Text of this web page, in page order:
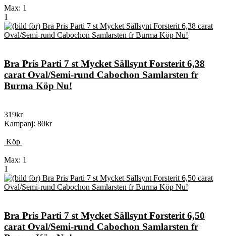
Max: 1
1
Bra Pris Parti 7 st Mycket Sällsynt Forsterit 6,38
carat Oval/Semi-rund Cabochon Samlarsten fr
Burma Köp Nu!
319kr
Kampanj: 80kr
Köp
Max: 1
1
Bra Pris Parti 7 st Mycket Sällsynt Forsterit 6,50
carat Oval/Semi-rund Cabochon Samlarsten fr